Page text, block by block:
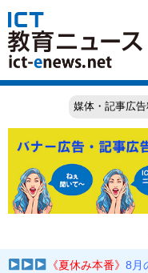
媒体・記事広
《夏休み本番》8月